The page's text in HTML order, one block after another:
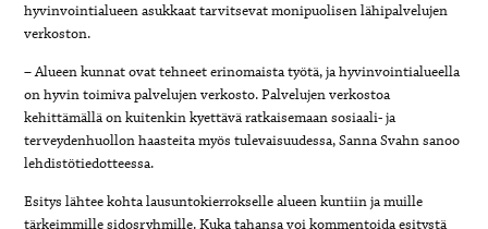
hyvinvointialueen asukkaat tarvitsevat monipuolisen lähipalvelujen
verkoston.
– Alueen kunnat ovat tehneet erinomaista työtä, ja hyvinvointialueella
on hyvin toimiva palvelujen verkosto. Palvelujen verkostoa
kehittämällä on kuitenkin kyettävä ratkaisemaan sosiaali- ja
terveydenhuollon haasteita myös tulevaisuudessa, Sanna Svahn sanoo
lehdistötiedotteessa.
Esitys lähtee kohta lausuntokierrokselle alueen kuntiin ja muille
tärkeimmille sidosryhmille. Kuka tahansa voi kommentoida esitystä